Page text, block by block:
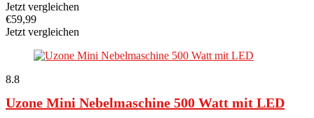
Jetzt vergleichen
€59,99
Jetzt vergleichen
8.8
Uzone Mini Nebelmaschine 500 Watt mit LED